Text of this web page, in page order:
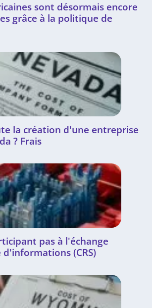
sont désormais encore
grâce à la politique de
la création d'une entreprise
? Frais
pas à l'échange
(CRS)